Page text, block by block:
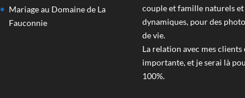
Mariage au Domaine de La
Fauconnie
couple et famille naturels et
dynamiques, pour des
de vie.
La relation avec mes clients
importante, et je serai là
100%.